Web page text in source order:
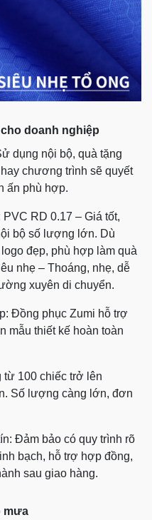
doanh nghiệp
dụng nội bộ, quà tặng
chương trình sẽ quyết
ấn phù hợp.
RD 0.17 – Giá tốt,
bộ số lượng lớn. Dù
đẹp, phù hợp làm quà
nhẹ – Thoáng, nhẹ, dễ
xuyên di chuyển.
Đồng phục Zumi hỗ trợ
mẫu thiết kế hoàn toàn
100 chiếc trở lên
Số lượng càng lớn, đơn
Đảm bảo có quy trình rõ
bạch, hỗ trợ hợp đồng,
sau giao hàng.
mưa